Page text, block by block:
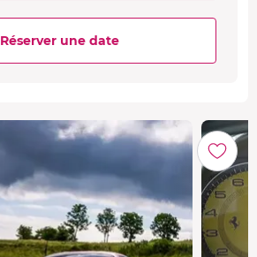
Réserver une date